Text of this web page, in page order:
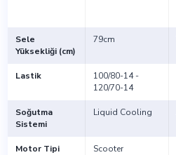
Sele
Yüksekliği (cm)
79cm
Lastik
100/80-14 -
120/70-14
Soğutma
Sistemi
Liquid Cooling
Motor Tipi Scooter